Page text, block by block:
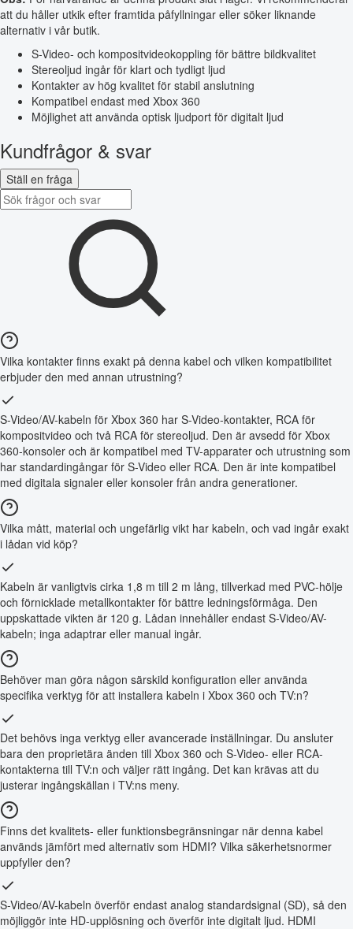
att du håller utkik efter framtida påfyllningar eller söker liknande
alternativ i vår butik.
S-Video- och kompositvideokoppling för bättre bildkvalitet
Stereoljud ingår för klart och tydligt ljud
Kontakter av hög kvalitet för stabil anslutning
Kompatibel endast med Xbox 360
Möjlighet att använda optisk ljudport för digitalt ljud
Kundfrågor & svar
Ställ en fråga
Vilka kontakter finns exakt på denna kabel och vilken kompatibilitet
erbjuder den med annan utrustning?
S-Video/AV-kabeln för Xbox 360 har S-Video-kontakter, RCA för
kompositvideo och två RCA för stereoljud. Den är avsedd för Xbox
360-konsoler och är kompatibel med TV-apparater och utrustning som
har standardingångar för S-Video eller RCA. Den är inte kompatibel
med digitala signaler eller konsoler från andra generationer.
Vilka mått, material och ungefärlig vikt har kabeln, och vad ingår exakt
i lådan vid köp?
Kabeln är vanligtvis cirka 1,8 m till 2 m lång, tillverkad med PVC-hölje
och förnicklade metallkontakter för bättre ledningsförmåga. Den
uppskattade vikten är 120 g. Lådan innehåller endast S-Video/AV-
kabeln; inga adaptrar eller manual ingår.
Behöver man göra någon särskild konfiguration eller använda
specifika verktyg för att installera kabeln i Xbox 360 och TV:n?
Det behövs inga verktyg eller avancerade inställningar. Du ansluter
bara den proprietära änden till Xbox 360 och S-Video- eller RCA-
kontakterna till TV:n och väljer rätt ingång. Det kan krävas att du
justerar ingångskällan i TV:ns meny.
Finns det kvalitets- eller funktionsbegränsningar när denna kabel
används jämfört med alternativ som HDMI? Vilka säkerhetsnormer
uppfyller den?
S-Video/AV-kabeln överför endast analog standardsignal (SD), så den
möjliggör inte HD-upplösning och överför inte digitalt ljud. HDMI